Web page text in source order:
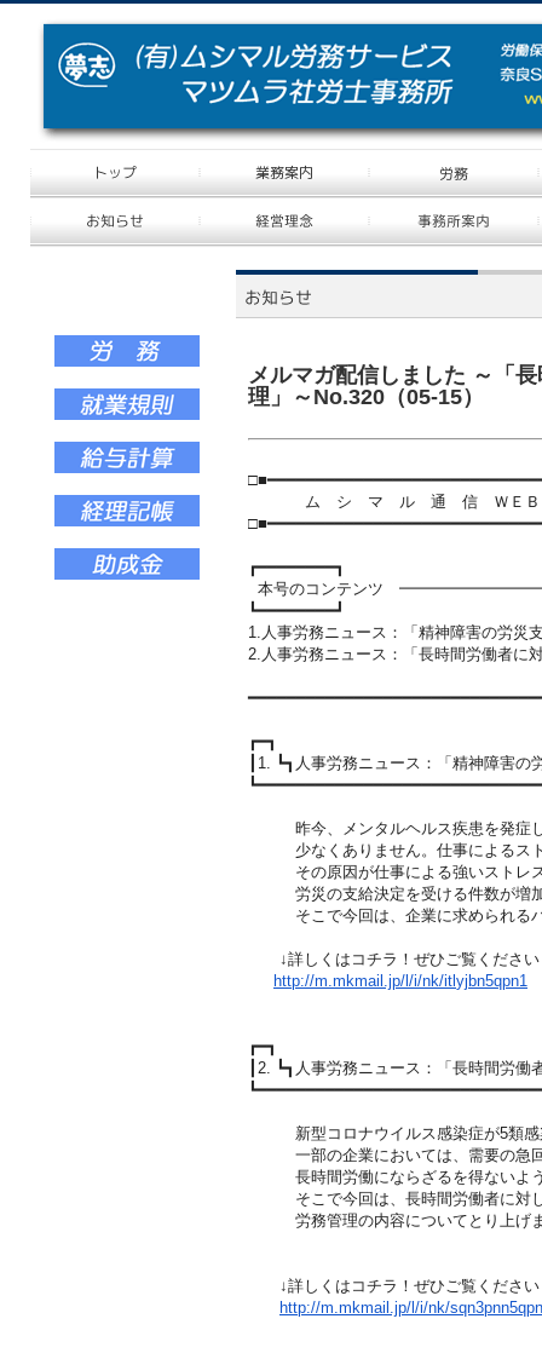
メルマガ配信しました ～「
理」～No.320（05-15）
□■━━━━━━━━━━━━━━━━━━━━━━━━━━━━
ム シ マ ル 通 信 ＷＥＢ
□■━━━━━━━━━━━━━━━━━━━━━━━━━━━━
┏━━━━━━━━┓
本号のコンテンツ
┗━━━━━━━━┛
1.人事労務ニュース：「精神障害の労災
2.人事労務ニュース：「長時間労働者に
━━━━━━━━━━━━━━━━━━━━━━━━━━━━━━
┏━┓
┃1. ┗┓人事労務ニュース：「精神障害
┗━━━━━━━━━━━━━━━━━━━━━━━━━━━━━
昨今、メンタルヘルス疾患を発症し
少なくありません。仕事によるスト
その原因が仕事による強いストレス
労災の支給決定を受ける件数が増加
そこで今回は、企業に求められるハ
↓詳しくはコチラ！ぜひご覧ください
http://m.mkmail.jp/l/i/nk/itl yjbn5qpn1
┏━┓
┃2. ┗┓人事労務ニュース：「長時間労働
┗━━━━━━━━━━━━━━━━━━━━━━━━━━━━━
新型コロナウイルス感染症が5類感
一部の企業においては、需要の急回
長時間労働にならざるを得ないよう
そこで今回は、長時間労働者に対し
労務管理の内容についてとり上げ
↓詳しくはコチラ！ぜひご覧ください
http://m.mkmail.jp/l/i/nk/sqn3